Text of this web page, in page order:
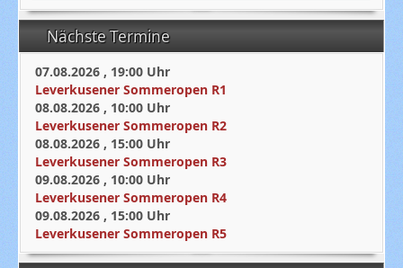
Nächste Termine
07.08.2026 , 19:00 Uhr
Leverkusener Sommeropen R1
08.08.2026 , 10:00 Uhr
Leverkusener Sommeropen R2
08.08.2026 , 15:00 Uhr
Leverkusener Sommeropen R3
09.08.2026 , 10:00 Uhr
Leverkusener Sommeropen R4
09.08.2026 , 15:00 Uhr
Leverkusener Sommeropen R5